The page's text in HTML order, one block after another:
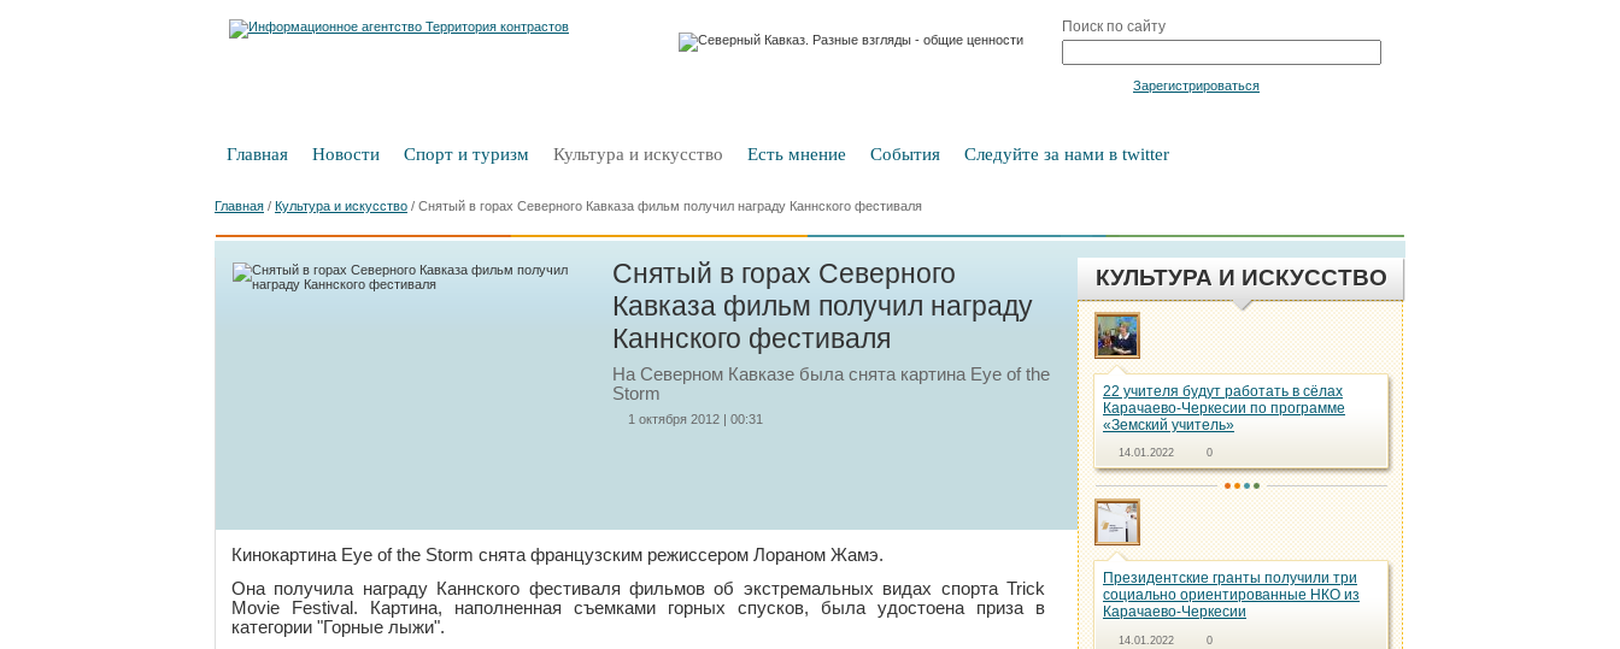
Поиск по сайту
Зарегистрироваться
Главная Новости Спорт и туризм Культура и искусство Есть мнение События Следуйте за нами в twitter
Главная / Культура и искусство / Снятый в горах Северного Кавказа фильм получил награду Каннского фестиваля
Снятый в горах Северного
Кавказа фильм получил награду
Каннского фестиваля
На Северном Кавказе была снята картина Eye of the
Storm
1 октября 2012 | 00:31
Кинокартина Eye of the Storm снята французским режиссером Лораном Жамэ.
Она получила награду Каннского фестиваля фильмов об экстремальных видах спорта Trick
Movie Festival. Картина, наполненная съемками горных спусков, была удостоена приза в
категории "Горные лыжи".
КУЛЬТУРА И ИСКУССТВО
22 учителя будут работать в сёлах
Карачаево-Черкесии по программе
«Земский учитель»
14.01.2022 0
Президентские гранты получили три
социально ориентированные НКО из
Карачаево-Черкесии
14.01.2022 0